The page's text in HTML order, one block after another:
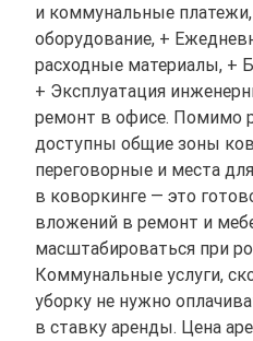
и коммунальные
оборудование, +
расходные материалы, +
+ Эксплуатация
ремонт в офисе. Помимо
доступны общие зоны
переговорные и места
в коворкинге — это
вложений в ремонт и
масштабироваться при
Коммунальные услуги,
уборку не нужно
в ставку аренды. Цена